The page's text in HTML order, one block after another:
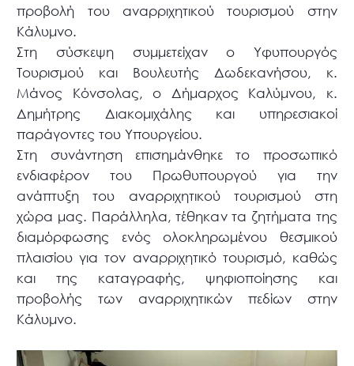
προβολή του αναρριχητικού τουρισμού στην
Κάλυμνο.
Στη σύσκεψη συμμετείχαν ο Υφυπουργός
Τουρισμού και Βουλευτής Δωδεκανήσου, κ.
Μάνος Κόνσολας, ο Δήμαρχος Καλύμνου, κ.
Δημήτρης Διακομιχάλης και υπηρεσιακοί
παράγοντες του Υπουργείου.
Στη συνάντηση επισημάνθηκε το προσωπικό
ενδιαφέρον του Πρωθυπουργού για την
ανάπτυξη του αναρριχητικού τουρισμού στη
χώρα μας. Παράλληλα, τέθηκαν τα ζητήματα της
διαμόρφωσης ενός ολοκληρωμένου θεσμικού
πλαισίου για τον αναρριχητικό τουρισμό, καθώς
και της καταγραφής, ψηφιοποίησης και
προβολής των αναρριχητικών πεδίων στην
Κάλυμνο.